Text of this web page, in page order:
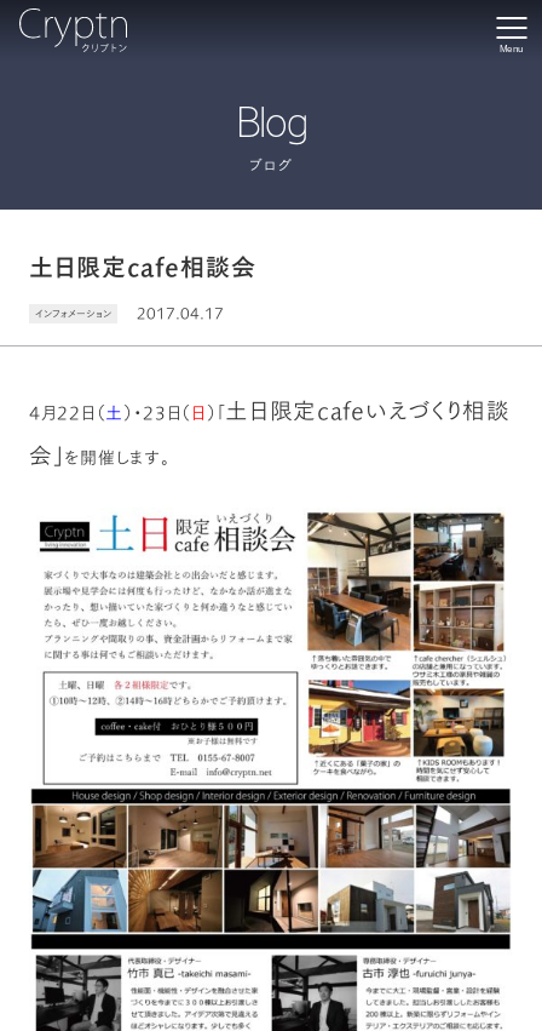
Menu
Blog
ブログ
土日限定cafe相談会
インフォメーション 2017.04.17
4月22日（土）・23日（日）「土日限定cafeいえづくり相談
会」を開催します。